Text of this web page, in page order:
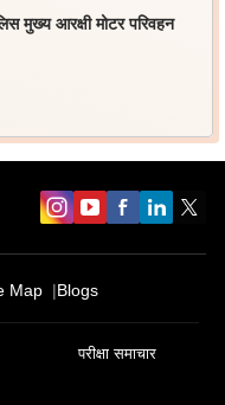
आरक्षी मोटर परिवहन
Map Blogs
परीक्षा समाचार